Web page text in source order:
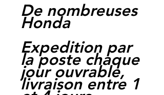
De nombreuses
Honda
Expedition par
la poste chaque
jour ouvrable,
livraison entre 1